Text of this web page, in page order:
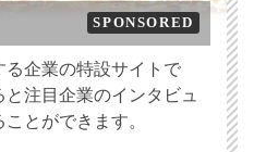
SPONSORED
る企業の特設サイトで
注目企業のインタビュ
とができます。